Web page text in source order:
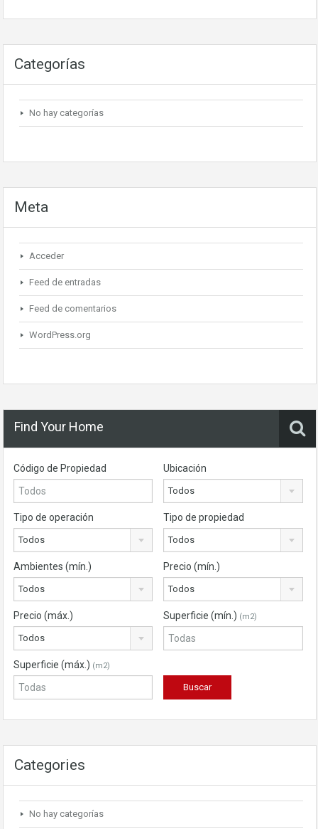
Categorías
No hay categorías
Meta
Acceder
Feed de entradas
Feed de comentarios
WordPress.org
Find Your Home
Código de Propiedad Ubicación
Todos
Tipo de operación
Todos
Tipo de propiedad
Todos
Ambientes (mín.)
Todos
Precio (mín.)
Todos
Precio (máx.)
Todos
Superficie (mín.) (m2)
Superficie (máx.) (m2)
Categories
No hay categorías